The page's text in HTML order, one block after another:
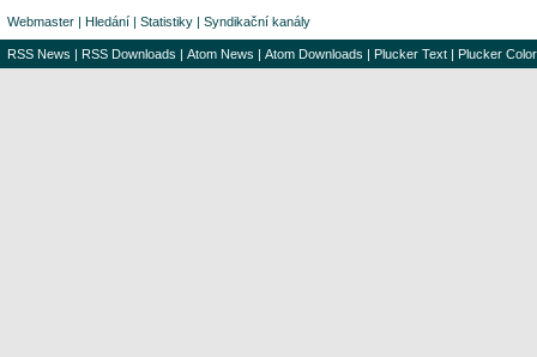
Webmaster | Hledání | Statistiky | Syndikační kanály
RSS News | RSS Downloads | Atom News | Atom Downloads | Plucker Text | Plucker Color